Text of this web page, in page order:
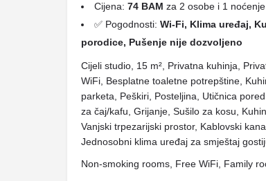
Cijena: 74 BAM za 2 osobe i 1 noćenje
✅ Pogodnosti: Wi-Fi, Klima uređaj,
porodice, Pušenje nije dozvoljeno
Cijeli studio, 15 m², Privatna kuhinja,
WiFi, Besplatne toaletne potrepštine,
parketa, Peškiri, Posteljina, Utičnica
za čaj/kafu, Grijanje, Sušilo za kosu,
Vanjski trpezarijski prostor, Kablovski
Jednosobni klima uređaj za smještaj
Non-smoking rooms, Free WiFi, Family